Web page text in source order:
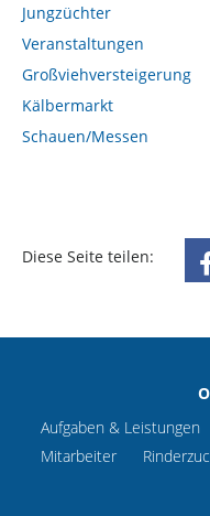
Jungzüchter
Veranstaltungen
Großviehversteigerung
Kälbermarkt
Schauen/Messen
Diese Seite teilen:
Aufgaben & Leistungen
Mitarbeiter